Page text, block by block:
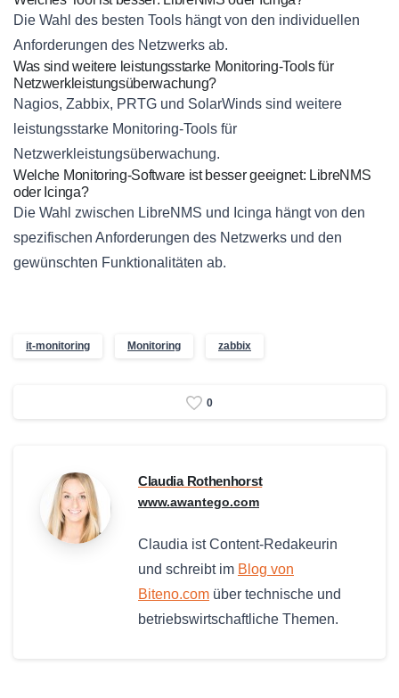
Die Wahl des besten Tools hängt von den individuellen
Anforderungen des Netzwerks ab.
Was sind weitere leistungsstarke Monitoring-Tools für
Netzwerkleistungsüberwachung?
Nagios, Zabbix, PRTG und SolarWinds sind weitere
leistungsstarke Monitoring-Tools für
Netzwerkleistungsüberwachung.
Welche Monitoring-Software ist besser geeignet: LibreNMS
oder Icinga?
Die Wahl zwischen LibreNMS und Icinga hängt von den
spezifischen Anforderungen des Netzwerks und den
gewünschten Funktionalitäten ab.
it-monitoring Monitoring zabbix
0
Claudia Rothenhorst
www.awantego.com
Claudia ist Content-Redakeurin
und schreibt im Blog von
Biteno.com über technische und
betriebswirtschaftliche Themen.